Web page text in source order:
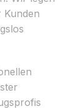
Kunden